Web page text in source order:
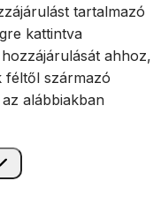
tartalmazó
kattintva
ahhoz,
féltől származó
alábbiakban